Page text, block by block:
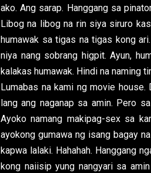
ako. Ang sarap. Hanggang sa
Libog na libog na rin siya siruro
humawak sa tigas na tigas kong
niya nang sobrang higpit. Ayun,
kalakas humawak. Hindi na naming
Lumabas na kami ng movie house.
lang ang naganap sa amin. Pero
Ayoko namang makipag-sex sa
ayokong gumawa ng isang bagay
kapwa lalaki. Hahahah. Hanggang
kong naiisip yung nangyari sa